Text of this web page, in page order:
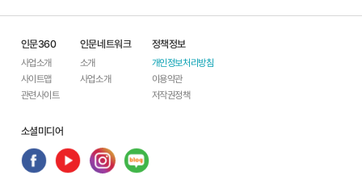
인문360
사업소개
사이트맵
관련사이트
인문네트워크
소개
사업소개
정책정보
개인정보처리방침
이용약관
저작권정책
소셜미디어